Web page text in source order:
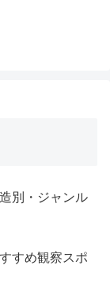
別・ジャンル
すめ観察スポ